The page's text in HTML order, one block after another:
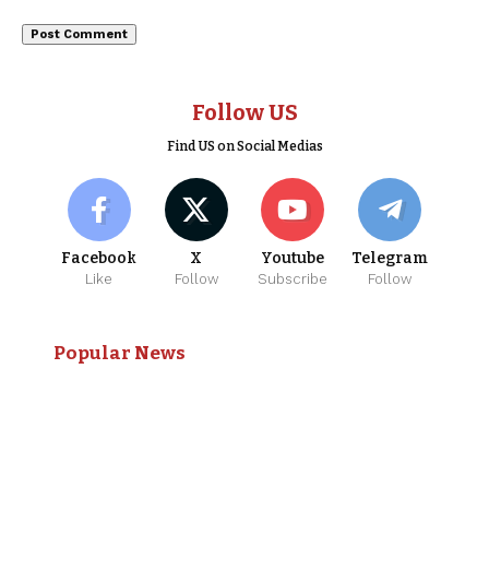
Follow US
Find US on Social Medias
Facebook
Like
X
Follow
Youtube
Subscribe
Telegram
Follow
Popular News